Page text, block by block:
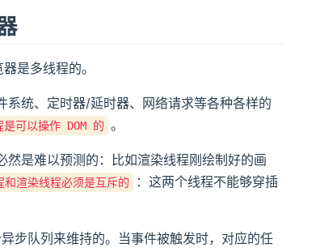
是多线程的。
统、定时器/延时器、网络请求等各种各样的
可以操作 DOM 的 。
是难以预测的：比如渲染线程刚绘制好的画
渲染线程必须是互斥的
：这两个线程不能够穿插
步队列来维持的。当事件被触发时，对应的任